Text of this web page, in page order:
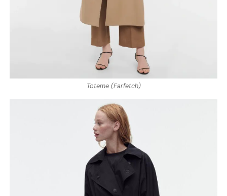
Toteme (Farfetch)